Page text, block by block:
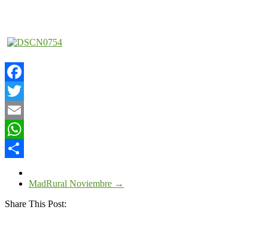
Facebook
Twitter
Email
WhatsApp
MadRural Noviembre →
Share This Post: